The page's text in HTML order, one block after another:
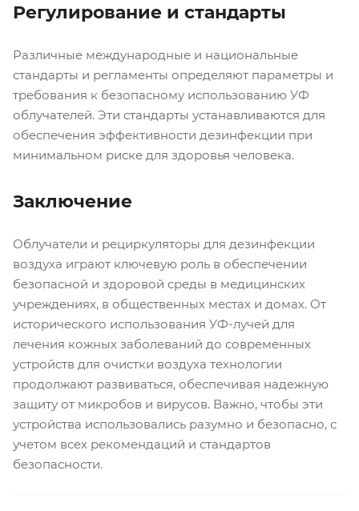
Регулирование и стандарты
Различные международные и национальные
стандарты и регламенты определяют параметры и
требования к безопасному использованию УФ
облучателей. Эти стандарты устанавливаются для
обеспечения эффективности дезинфекции при
минимальном риске для здоровья человека.
Заключение
Облучатели и рециркуляторы для дезинфекции
воздуха играют ключевую роль в обеспечении
безопасной и здоровой среды в медицинских
учреждениях, в общественных местах и домах. От
исторического использования УФ-лучей для
лечения кожных заболеваний до современных
устройств для очистки воздуха технологии
продолжают развиваться, обеспечивая надежную
защиту от микробов и вирусов. Важно, чтобы эти
устройства использовались разумно и безопасно, с
учетом всех рекомендаций и стандартов
безопасности.